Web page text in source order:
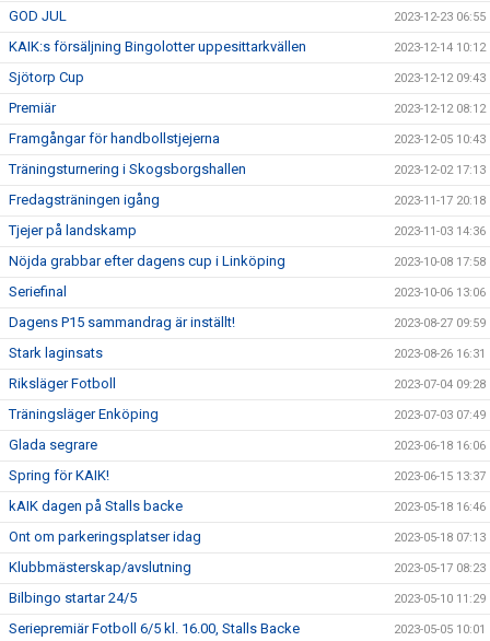
GOD JUL 2023-12-23 06:55
KAIK:s försäljning Bingolotter uppesittarkvällen 2023-12-14 10:12
Sjötorp Cup 2023-12-12 09:43
Premiär 2023-12-12 08:12
Framgångar för handbollstjejerna 2023-12-05 10:43
Träningsturnering i Skogsborgshallen 2023-12-02 17:13
Fredagsträningen igång 2023-11-17 20:18
Tjejer på landskamp 2023-11-03 14:36
Nöjda grabbar efter dagens cup i Linköping 2023-10-08 17:58
Seriefinal 2023-10-06 13:06
Dagens P15 sammandrag är inställt! 2023-08-27 09:59
Stark laginsats 2023-08-26 16:31
Riksläger Fotboll 2023-07-04 09:28
Träningsläger Enköping 2023-07-03 07:49
Glada segrare 2023-06-18 16:06
Spring för KAIK! 2023-06-15 13:37
kAIK dagen på Stalls backe 2023-05-18 16:46
Ont om parkeringsplatser idag 2023-05-18 07:13
Klubbmästerskap/avslutning 2023-05-17 08:23
Bilbingo startar 24/5 2023-05-10 11:29
Seriepremiär Fotboll 6/5 kl. 16.00, Stalls Backe 2023-05-05 10:01